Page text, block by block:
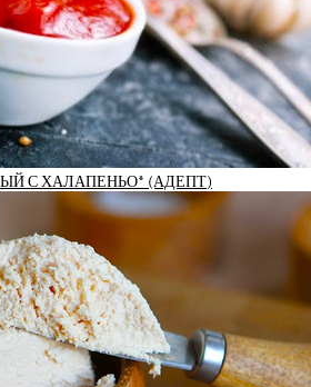
С ХАЛАПЕНЬО* (АДЕПТ)